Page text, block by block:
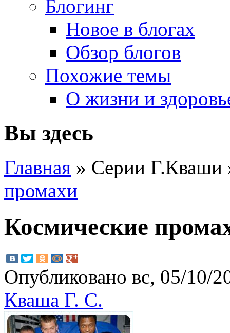
Блогинг
Новое в блогах
Обзор блогов
Похожие темы
О жизни и
Вы здесь
Главная » Серии
промахи
Космические
Опубликовано вс, 05/10/
Кваша Г. С.